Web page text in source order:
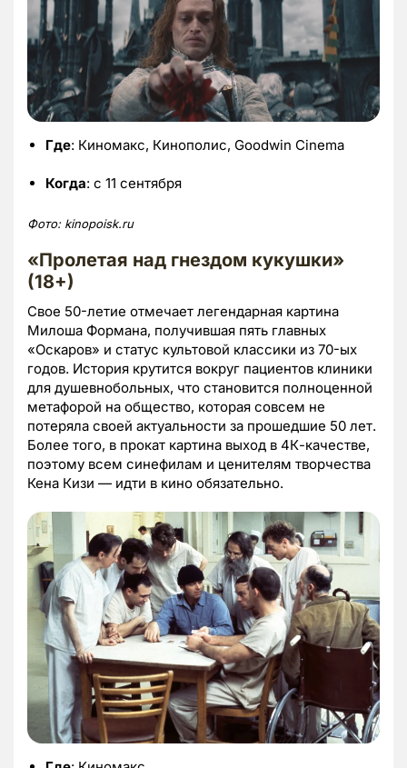
Где: Киномакс, Кинополис, Goodwin Cinema
Когда: с 11 сентября
Фото: kinopoisk.ru
«Пролетая над гнездом кукушки»
(18+)
Свое 50-летие отмечает легендарная картина
Милоша Формана, получившая пять главных
«Оскаров» и статус культовой классики из 70-ых
годов. История крутится вокруг пациентов клиники
для душевнобольных, что становится полноценной
метафорой на общество, которая совсем не
потеряла своей актуальности за прошедшие 50 лет.
Более того, в прокат картина выход в 4К-качестве,
поэтому всем синефилам и ценителям творчества
Кена Кизи — идти в кино обязательно.